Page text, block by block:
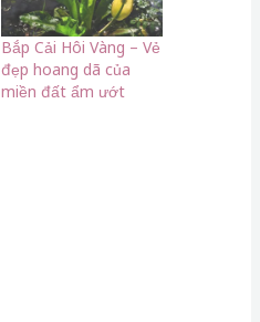
Bắp Cải Hôi Vàng – Vẻ
đẹp hoang dã của
miền đất ẩm ướt